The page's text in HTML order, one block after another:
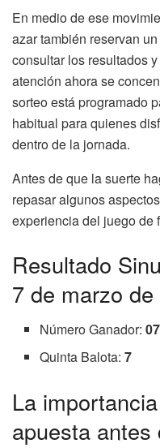
En medio de ese
azar también reservan
consultar los resultados
atención ahora se
sorteo está programado
habitual para quienes
dentro de la jornada.
Antes de que la suerte
repasar algunos
experiencia del juego de
Resultado
7 de marzo de
Número Ganador:
Quinta Balota:7
La
apuesta antes